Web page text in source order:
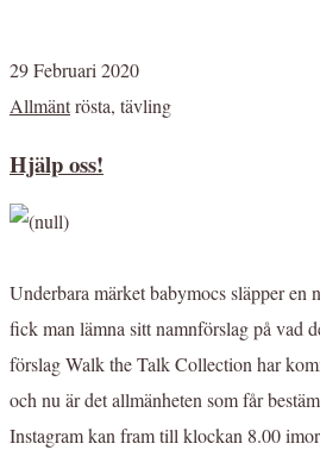
29 Februari 2020
Allmäntrösta, tävling
Hjälp oss!
Underbara märket babymocs släpper
fick man lämna sitt namnförslag på vad
förslag Walk the Talk Collection har
och nu är det allmänheten som får
Instagram kan fram till klockan 8.00